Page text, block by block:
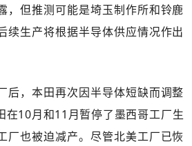
，但推测可能是埼玉制作所和铃鹿
续生产将根据半导体供应情况作出
后，本田再次因半导体短缺而调整
在10月和11月暂停了墨西哥工厂生
厂也被迫减产。尽管北美工厂已恢